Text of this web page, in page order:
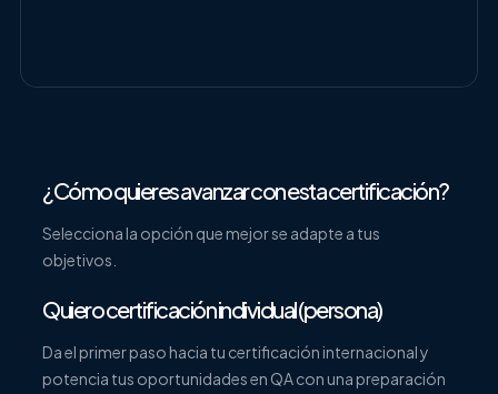
¿Cómo quieres avanzar con esta certificación?
Selecciona la opción que mejor se adapte a tus
objetivos.
Quiero certificación individual (persona)
Da el primer paso hacia tu certificación internacional y
potencia tus oportunidades en QA con una preparación